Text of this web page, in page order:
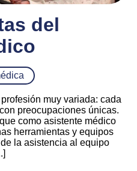
del
muy variada: cada
preocupaciones únicas.
como asistente médico
herramientas y equipos
la asistencia al equipo